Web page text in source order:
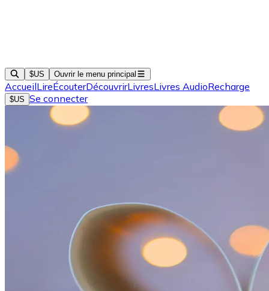
$US Ouvrir le menu principal
AccueilLireÉcouterDécouvrirLivresLivres AudioRecharge
$US Se connecter